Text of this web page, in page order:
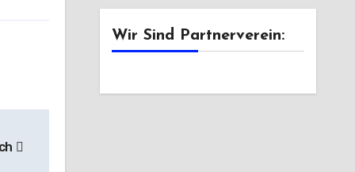
Wir Sind Partnerverein: